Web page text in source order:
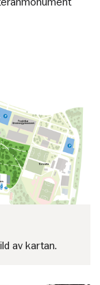
av kartan.